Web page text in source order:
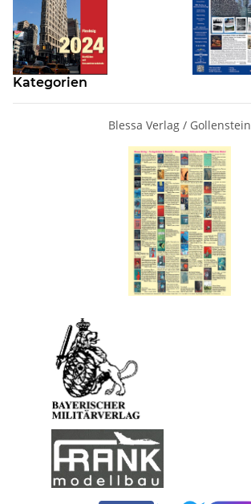
Kategorien
Blessa Verlag / Gollenstein